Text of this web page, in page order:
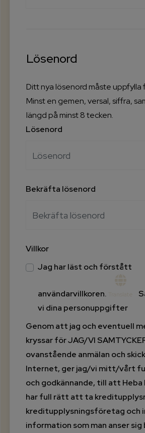
Lösenord
Ditt nya lösenord måste uppfylla
Minst en gemen, versal, siffra,
längd på minst 8 tecken.
Lösenord
Bekräfta lösenord
Villkor
Jag har läst och förstått
användarvillkoren.
vi dina personuppgifter
Genom att jag och eventuell
kryssar för JAG/VI
ovanstående anmälan och
Internet, ger jag/vi mitt/vårt
och godkännande, till att
har full rätt att ta
kreditupplysningsföretag och
information som man anser